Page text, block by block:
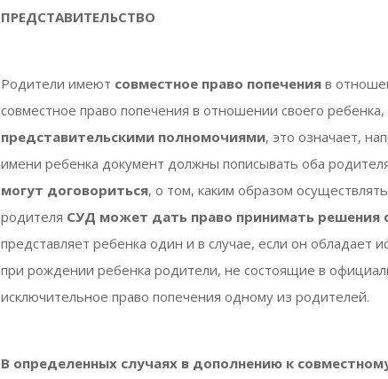
ПРЕДСТАВИТЕЛЬСТВО
Родители имеют совместное право попечения в
совместное право попечения в отношении своего
представительскими полномочиями, это означает,
имени ребенка документ должны пописывать оба
могут договориться, о том, каким образом
родителя СУД может дать право принимать решения
представляет ребенка один и в случае, если он обладает
при рождении ребенка родители, не состоящие в
исключительное право попечения одному из родителей.
В определенных случаях в дополнению к